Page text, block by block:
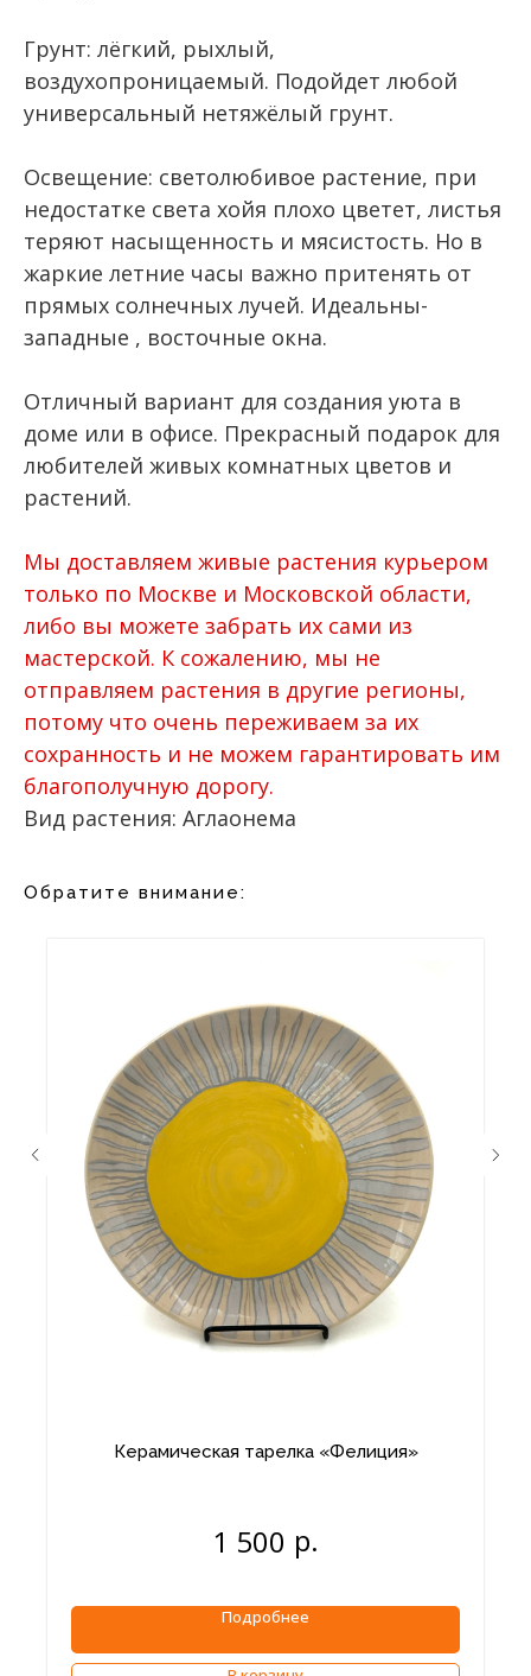
Грунт: лёгкий, рыхлый,
воздухопроницаемый. Подойдет любой
универсальный нетяжёлый грунт.
Освещение: светолюбивое растение, при
недостатке света хойя плохо цветет, листья
теряют насыщенность и мясистость. Но в
жаркие летние часы важно притенять от
прямых солнечных лучей. Идеальны-
западные , восточные окна.
Отличный вариант для создания уюта в
доме или в офисе. Прекрасный подарок для
любителей живых комнатных цветов и
растений.
Мы доставляем живые растения курьером
только по Москве и Московской области,
либо вы можете забрать их сами из
мастерской. К сожалению, мы не
отправляем растения в другие регионы,
потому что очень переживаем за их
сохранность и не можем гарантировать им
благополучную дорогу.
Вид растения: Аглаонема
Обратите внимание:
Керамическая тарелка «Фелиция»
1 500 р.
Подробнее